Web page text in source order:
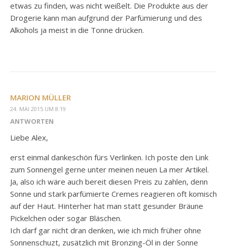
etwas zu finden, was nicht weißelt. Die Produkte aus der
Drogerie kann man aufgrund der Parfümierung und des
Alkohols ja meist in die Tonne drücken.
MARION MÜLLER
24. MAI 2015 UM 8:19
ANTWORTEN
Liebe Alex,
erst einmal dankeschön fürs Verlinken. Ich poste den Link
zum Sonnengel gerne unter meinen neuen La mer Artikel.
Ja, also ich wäre auch bereit diesen Preis zu zahlen, denn
Sonne und stark parfümierte Cremes reagieren oft komisch
auf der Haut. Hinterher hat man statt gesunder Bräune
Pickelchen oder sogar Bläschen.
Ich darf gar nicht dran denken, wie ich mich früher ohne
Sonnenschuzt, zusätzlich mit Bronzing-Öl in der Sonne